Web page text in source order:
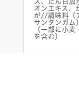
オンエキス、
が//調味料（
サンタンガム
（一部に小
を含む）